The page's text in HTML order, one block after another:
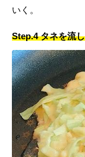
いく。
Step.4 タネを流